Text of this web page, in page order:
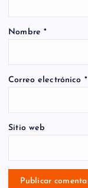
Nombre*
Correo electrónico *
Sitio web